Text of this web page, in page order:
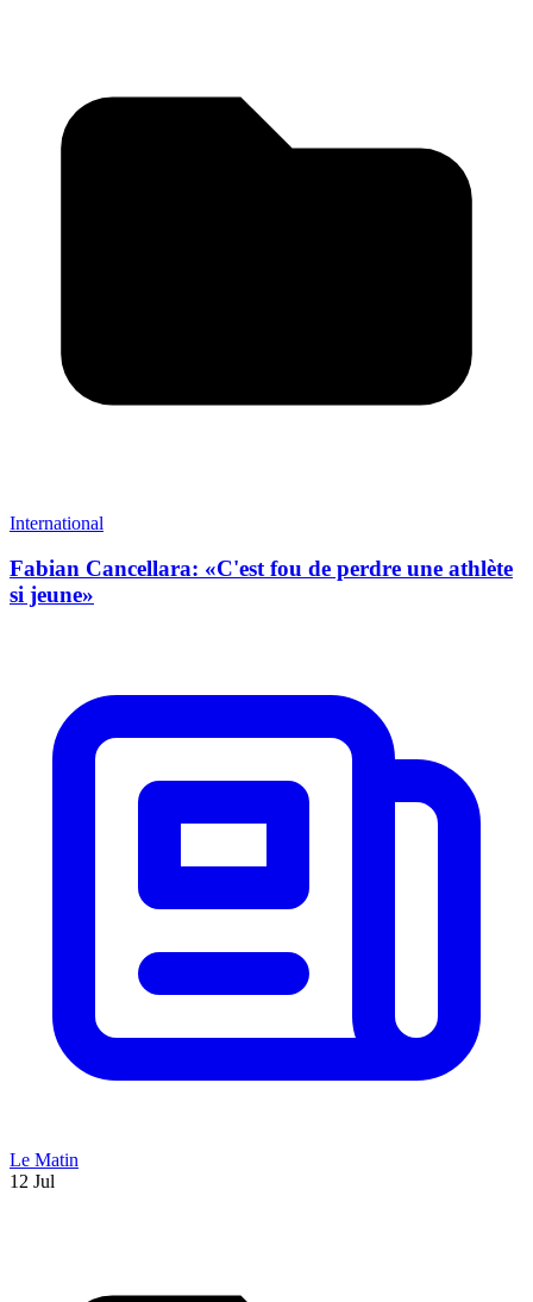
International
Fabian Cancellara: «C'est fou de perdre une athlète
si jeune»
Le Matin
12 Jul